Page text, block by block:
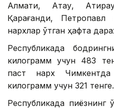
Алмати, Ақтау,
Қарағанди,
нархлар ўтган ҳафта
Республикада
килограмм учун 483
паст нарх
килограмм учун 321 тенге.
Республикада пиёзнинг